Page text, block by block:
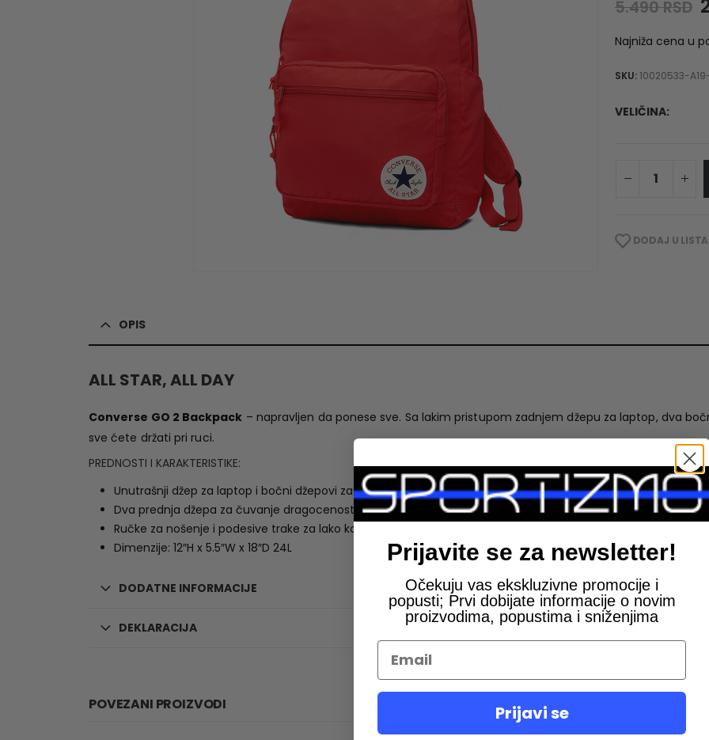
5.490RSD
Najniža cena u
SKU: 10020533-
VELIČINA
DODAJ U LISTA
OPIS
ALL STAR, ALL DAY
Converse GO 2 Backpack – napravljen da ponese sve. Sa lakim pristupom zadnjem džepu za laptop, dva
sve ćete držati pri ruci.
PREDNOSTI I KARAKTERISTIKE:
Unutrašnji džep za laptop i bočni džepovi za flašu vode
Dva prednja džepa za čuvanje dragocenosti
Ručke za nošenje i podesive trake za lako korišćenje i prilagođavanje
Dimenzije: 12″H x 5.5″W x 18″D 24L
DODATNE INFORMACIJE
DEKLARACIJA
POVEZANI PROIZVODI
Prijavite se za newsletter!
Očekuju vas ekskluzivne promocije i
popusti; Prvi dobijate informacije o novim
proizvodima, popustima i sniženjima
Prijavi se